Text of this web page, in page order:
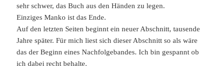
sehr schwer, das Buch aus den Händen zu legen.
Einziges Manko ist das Ende.
Auf den letzten Seiten beginnt ein neuer Abschnitt, tausende
Jahre später. Für mich liest sich dieser Abschnitt so als wäre
das der Beginn eines Nachfolgebandes. Ich bin gespannt ob
ich dabei recht behalte.